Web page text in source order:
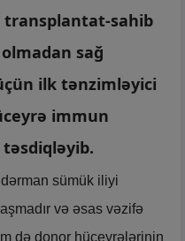
sahib
sağ
ilk tənzimləyici
immun
təsdiqləyib.
sümük iliyi
və əsas vəzifə
də donor hüceyrələrinin